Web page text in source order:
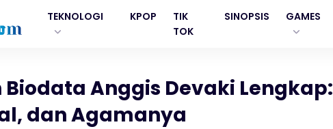
TEKNOLOGI KPOP
TIK
TOK
SINOPSIS GAMES
Biodata Anggis Devaki Lengkap:
dan Agamanya